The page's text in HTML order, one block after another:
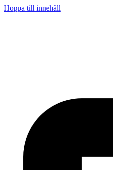
Hoppa till innehåll